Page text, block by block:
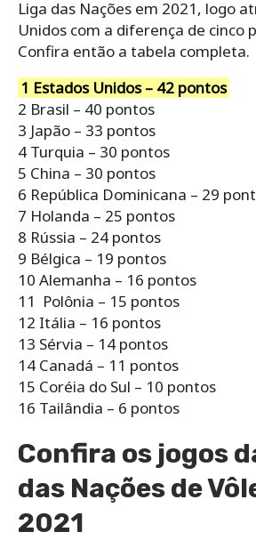
Liga das Nações em 2021, logo
Unidos com a diferença de cinco
Confira então a tabela completa.
1 Estados Unidos – 42 pontos
2 Brasil – 40 pontos
3 Japão – 33 pontos
4 Turquia – 30 pontos
5 China – 30 pontos
6 República Dominicana – 29
7 Holanda – 25 pontos
8 Rússia – 24 pontos
9 Bélgica – 19 pontos
10 Alemanha – 16 pontos
11 Polônia – 15 pontos
12 Itália – 16 pontos
13 Sérvia – 14 pontos
14 Canadá – 11 pontos
15 Coréia do Sul – 10 pontos
16 Tailândia – 6 pontos
Confira os jogos
das Nações de
2021